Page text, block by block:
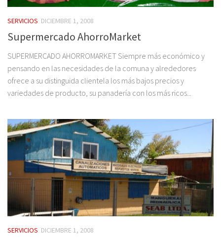
SERVICIOS DICIEMBRE 1, 2008
Supermercado AhorroMarket
SUPERMERCADO AHORROMARKET Siempre más económico y
pensando en las necesidades de la comuna y alrededores
ofrece a su distinguida clientela los más bajos precios y
variedades de producto, su panadería con los más ricos...
SERVICIOS DICIEMBRE 1, 2008